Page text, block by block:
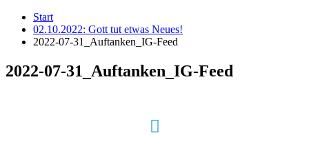
Start
02.10.2022: Gott tut etwas Neues!
2022-07-31_Auftanken_IG-Feed
2022-07-31_Auftanken_IG-Feed